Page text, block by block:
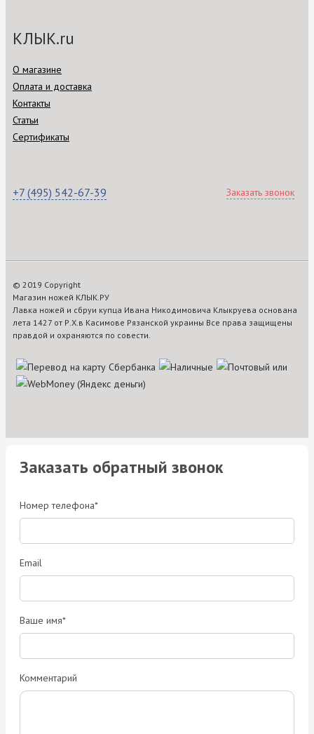
КЛЫК.ru
О магазине
Оплата и доставка
Контакты
Статьи
Сертификаты
+7 (495) 542-67-39 Заказать звонок
© 2019 Copyright
Магазин ножей КЛЫК.РУ
Лавка ножей и сбруи купца Ивана Никодимовича Клыкруева основана
лета 1427 от Р.Х.в Касимове Рязанской украины Все права защищены
правдой и охраняются по совести.
Заказать обратный звонок
Номер телефона*
Email
Ваше имя*
Комментарий